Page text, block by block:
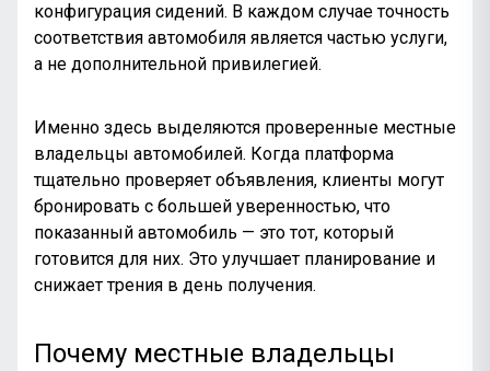
конфигурация сидений. В каждом случае точность
соответствия автомобиля является частью услуги,
а не дополнительной привилегией.
Именно здесь выделяются проверенные местные
владельцы автомобилей. Когда платформа
тщательно проверяет объявления, клиенты могут
бронировать с большей уверенностью, что
показанный автомобиль — это тот, который
готовится для них. Это улучшает планирование и
снижает трения в день получения.
Почему местные владельцы